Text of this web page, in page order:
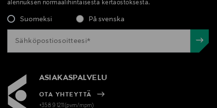
alennuksen normaalihintaisesta kertaostoksesta.
Suomeksi På svenska
ASIAKASPALVELU
OTA YHTEYTTÄ
+358 9 1211(pvm/mpm)